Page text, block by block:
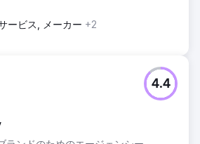
ービス, メーカー +2
4.4